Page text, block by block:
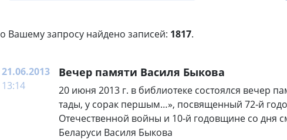
Вашему запросу найдено записей: 1817.
21.06.2013
13:14
Вечер памяти Василя Быкова
20 июня 2013 г. в библиотеке состоялся вечер
тады, у сорак першым…», посвященный 72‑й
Отечественной войны и 10‑й годовщине со дня
Беларуси Василя Быкова